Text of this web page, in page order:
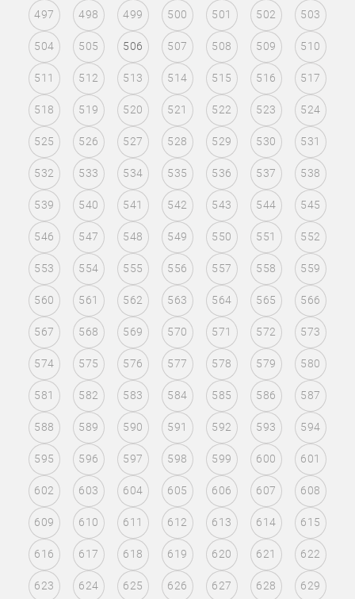
497 498 499 500 501 502 503
504 505 506 507 508 509 510
511 512 513 514 515 516 517
518 519 520 521 522 523 524
525 526 527 528 529 530 531
532 533 534 535 536 537 538
539 540 541 542 543 544 545
546 547 548 549 550 551 552
553 554 555 556 557 558 559
560 561 562 563 564 565 566
567 568 569 570 571 572 573
574 575 576 577 578 579 580
581 582 583 584 585 586 587
588 589 590 591 592 593 594
595 596 597 598 599 600 601
602 603 604 605 606 607 608
609 610 611 612 613 614 615
616 617 618 619 620 621 622
623 624 625 626 627 628 629